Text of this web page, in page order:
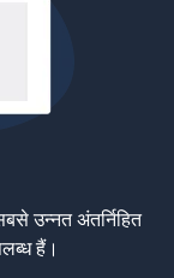
उन्नत अंतर्निहित
हैं।